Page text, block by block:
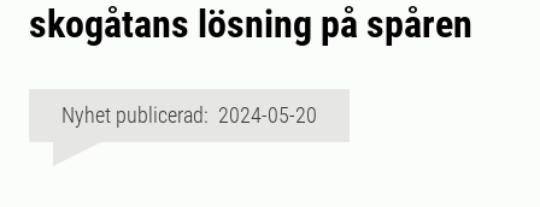
skogåtans lösning på spåren
Nyhet publicerad: 2024-05-20